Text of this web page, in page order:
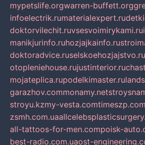
mypetslife.orgwarren-buffett.org
infoelectrik.rumaterialexpert.ru
doktorvilechit.ruvsesvoimirykami.ru
manikjurinfo.ruhozjajkainfo.ru
doktoradvice.ruselskoehozjajstvo.ru
otopleniehouse.rujustinterior.ru
mojateplica.rupodelkimaster.ru
garazhov.commonamy.net
stroyu.kzmy-vesta.comtimeszp.com
zsmh.com.ua
all-tattoos-for-men.compoisk-
best-radio.com.uaost-